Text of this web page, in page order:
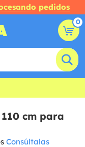
pedidos
0
cm para
Consúltalas